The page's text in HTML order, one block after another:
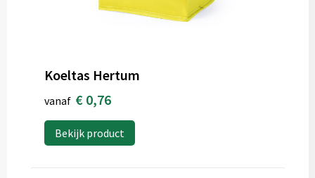
Koeltas Hertum
vanaf € 0,76
Bekijk product